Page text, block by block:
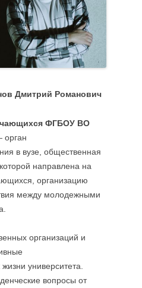
Дмитрий Романович
ФГБОУ ВО
в вузе, общественная
направлена на
организацию
между молодежными
организаций и
университета.
вопросы от